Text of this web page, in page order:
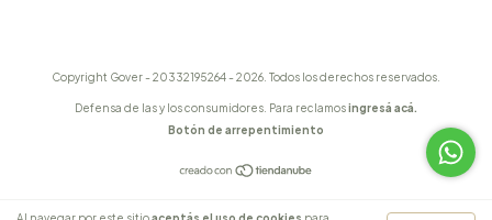
Copyright Gover - 20332195264 - 2026. Todos los derechos reservados.
Defensa de las y los consumidores. Para reclamosingresá acá.
Botón de arrepentimiento